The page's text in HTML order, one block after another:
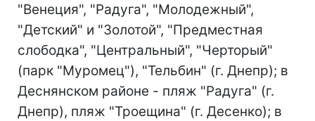
"Венеция", "Радуга", "Молодежный",
"Детский" и "Золотой", "Предместная
слободка", "Центральный", "Черторый"
(парк "Муромец"), "Тельбин" (г. Днепр); в
Деснянском районе - пляж "Радуга" (г.
Днепр), пляж "Троещина" (г. Десенко); в